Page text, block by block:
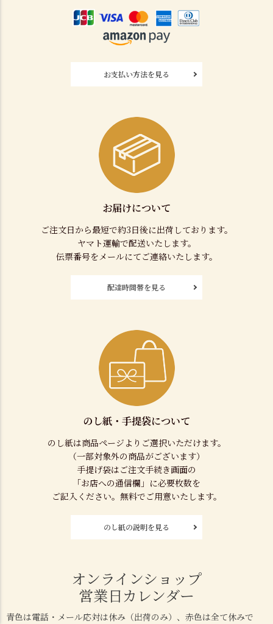
お支払い方法を見る
お届けについて
ご注文日から最短で約3日後に出荷しております。
ヤマト運輸で配送いたします。
伝票番号をメールにてご連絡いたします。
配達時間帯を見る
のし紙・手提袋について
のし紙は商品ページよりご選択いただけます。
（一部対象外の商品がございます）
手提げ袋はご注文手続き画面の
「お店への通信欄」に必要枚数を
ご記入ください。無料でご用意いたします。
のし紙の説明を見る
オンラインショップ
営業日カレンダー
青色は電話・メール応対は休み（出荷のみ）、赤色は全て休みで